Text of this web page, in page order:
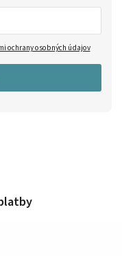
ochrany osobných údajov